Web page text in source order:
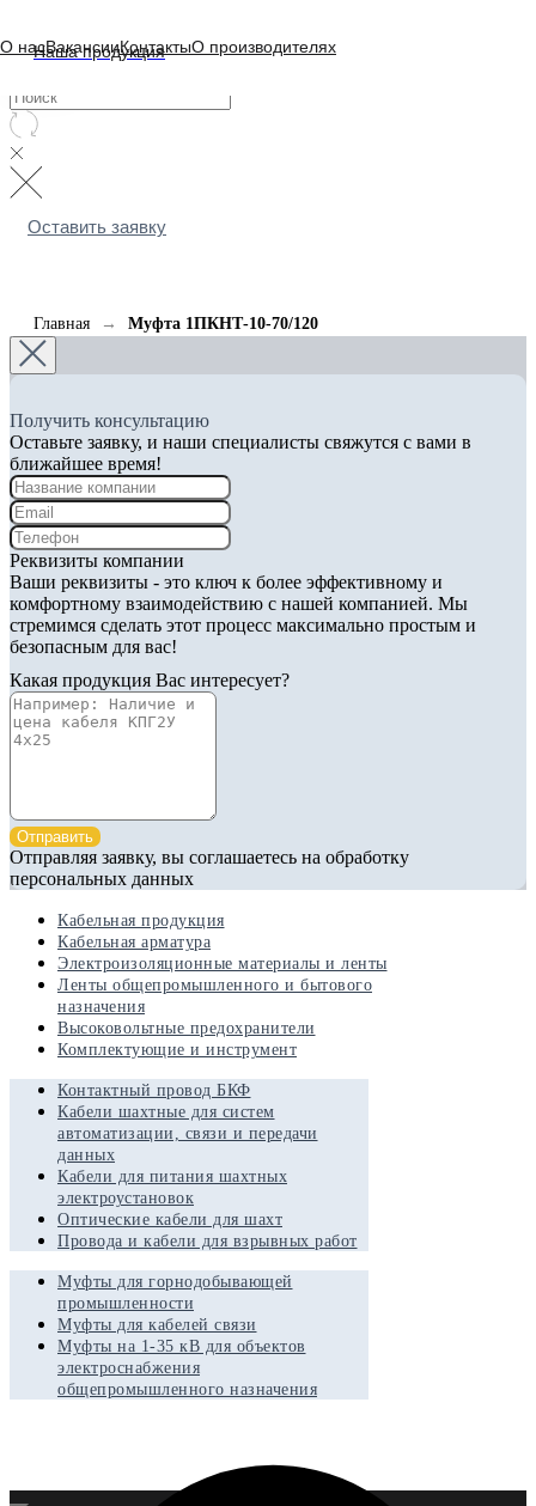
Главная Муфта 1ПКНТ-10-70/120
Получить консультацию
Оставьте заявку, и наши специалисты свяжутся с вами в
ближайшее время!
Реквизиты компании
Ваши реквизиты - это ключ к более эффективному и
комфортному взаимодействию с нашей компанией. Мы
стремимся сделать этот процесс максимально простым и
безопасным для вас!
Какая продукция Вас интересует?
Отправить
Отправляя заявку, вы соглашаетесь на обработку
персональных данных
Кабельная продукция
Кабельная арматура
Электроизоляционные материалы и ленты
Ленты общепромышленного и бытового
назначения
Высоковольтные предохранители
Комплектующие и инструмент
Контактный провод БКФ
Кабели шахтные для систем
автоматизации, связи и передачи
данных
Кабели для питания шахтных
электроустановок
Оптические кабели для шахт
Провода и кабели для взрывных работ
Муфты для горнодобывающей
промышленности
Муфты для кабелей связи
Муфты на 1-35 кВ для объектов
электроснабжения
общепромышленного назначения
Наша продукция
О насВакансииКонтактыО производителях
Оставить заявку